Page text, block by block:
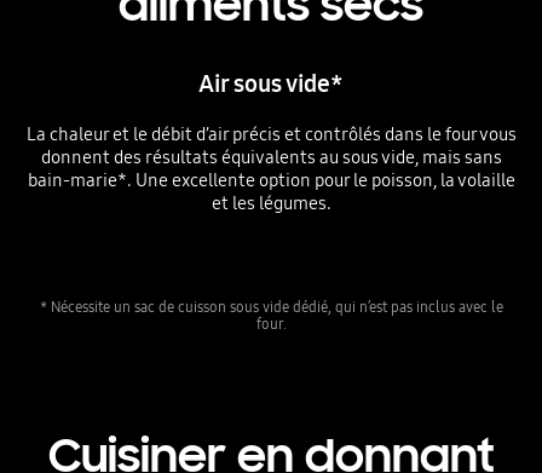
Air sous vide*
La chaleur et le débit d’air précis et contrôlés dans le four vous
donnent des résultats équivalents au sous vide, mais sans
bain-marie*. Une excellente option pour le poisson, la volaille
et les légumes.
* Nécessite un sac de cuisson sous vide dédié, qui n’est pas inclus avec le
four.
Cuisiner en donnant